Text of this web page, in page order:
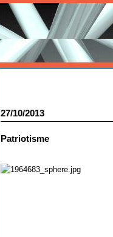
27/10/2013
Patriotisme